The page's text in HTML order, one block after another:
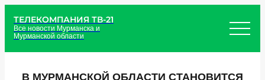
ТЕЛЕКОМПАНИЯ ТВ-21
Все новости Мурманска и
Мурманской области
В МУРМАНСКОЙ ОБЛАСТИ СТАНОВИТСЯ